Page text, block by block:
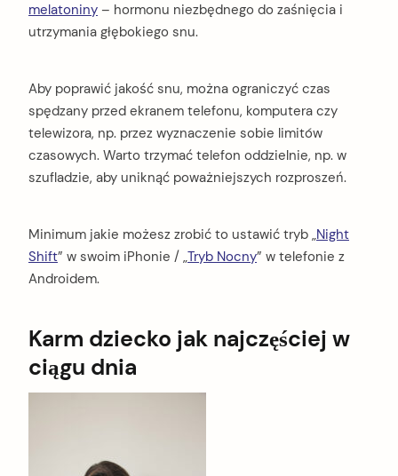
melatoniny – hormonu niezbędnego do zaśnięcia i
utrzymania głębokiego snu.
Aby poprawić jakość snu, można ograniczyć czas
spędzany przed ekranem telefonu, komputera czy
telewizora, np. przez wyznaczenie sobie limitów
czasowych. Warto trzymać telefon oddzielnie, np. w
szufladzie, aby uniknąć poważniejszych rozproszeń.
Minimum jakie możesz zrobić to ustawić tryb „Night
Shift” w swoim iPhonie / „Tryb Nocny” w telefonie z
Androidem.
Karm dziecko jak najczęściej w
ciągu dnia